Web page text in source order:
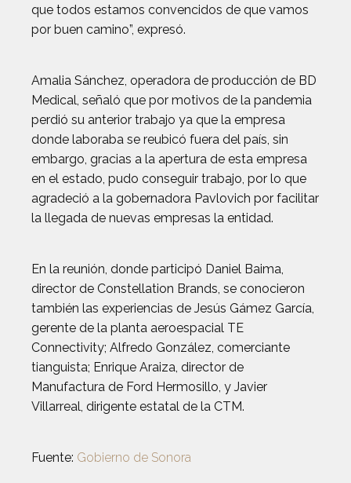
que todos estamos convencidos de que vamos
por buen camino”, expresó.
Amalia Sánchez, operadora de producción de BD
Medical, señaló que por motivos de la pandemia
perdió su anterior trabajo ya que la empresa
donde laboraba se reubicó fuera del país, sin
embargo, gracias a la apertura de esta empresa
en el estado, pudo conseguir trabajo, por lo que
agradeció a la gobernadora Pavlovich por facilitar
la llegada de nuevas empresas la entidad.
En la reunión, donde participó Daniel Baima,
director de Constellation Brands, se conocieron
también las experiencias de Jesús Gámez García,
gerente de la planta aeroespacial TE
Connectivity; Alfredo González, comerciante
tianguista; Enrique Araiza, director de
Manufactura de Ford Hermosillo, y Javier
Villarreal, dirigente estatal de la CTM.
Fuente: Gobierno de Sonora